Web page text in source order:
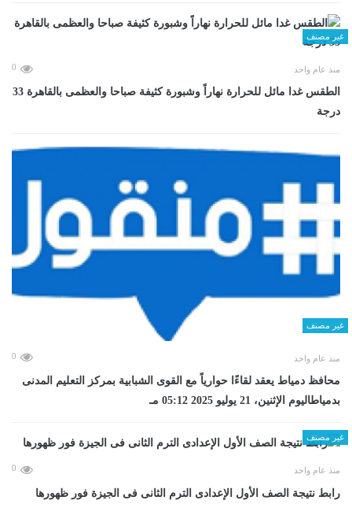
غير مصنف
منذ عام واحد 0
الطقس غدا مائل للحرارة نهاراً وشبورة كثيفة صباحا والعظمى بالقاهرة 33
درجة
غير مصنف
منذ عام واحد 0
محافظ دمياط يعقد لقاءًا حوارياً مع القوى الشبابية بمركز التعليم المدنى
بدمياطاليوم الإثنين، 21 يوليو 2025 05:12 مـ
غير مصنف
منذ عام واحد 0
رابط نتيجة الصف الأول الإعدادى الترم الثانى فى الجيزة فور ظهورها